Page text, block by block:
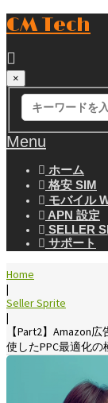
CM Tech
×
Menu
ホーム
格安 SIM
モバイル
APN 設定
SELLER
サポート
Home
|
Seller Sprite
|
【Part2】Amazon
使したPPC最適化の